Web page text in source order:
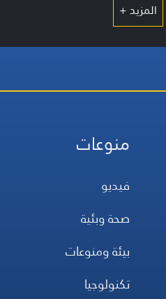
المزيد +
منوعات
فيديو
صحة وبئية
بيئة ومنوعات
تكنولوجيا